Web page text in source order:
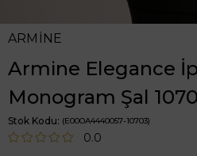
ARMİNE
Armine Elegance
Monogram Şal
Stok Kodu (E00OA4440057-10703)
0.0